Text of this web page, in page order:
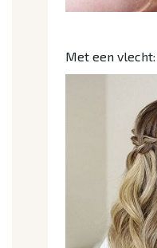
Met een vlecht: